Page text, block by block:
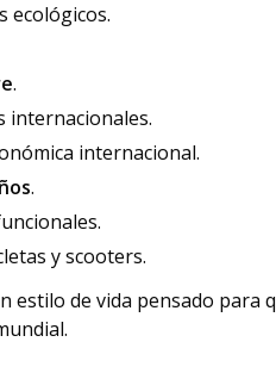
ecológicos.
.
internacionales.
internacional.
.
y scooters.
de vida pensado para